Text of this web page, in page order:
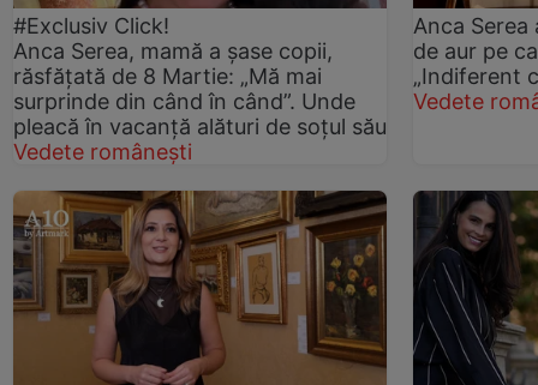
#Exclusiv Click!
Anca Serea, mamă a șase copii,
răsfățată de 8 Martie: „Mă mai
surprinde din când în când”. Unde
pleacă în vacanță alături de soțul său
Vedete românești
Anca Serea
de aur pe
„Indiferent
Vedete